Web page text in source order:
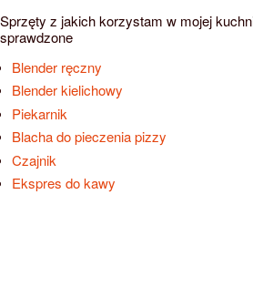
Sprzęty z jakich korzystam w mojej
sprawdzone
Blender ręczny
Blender kielichowy
Piekarnik
Blacha do pieczenia pizzy
Czajnik
Ekspres do kawy